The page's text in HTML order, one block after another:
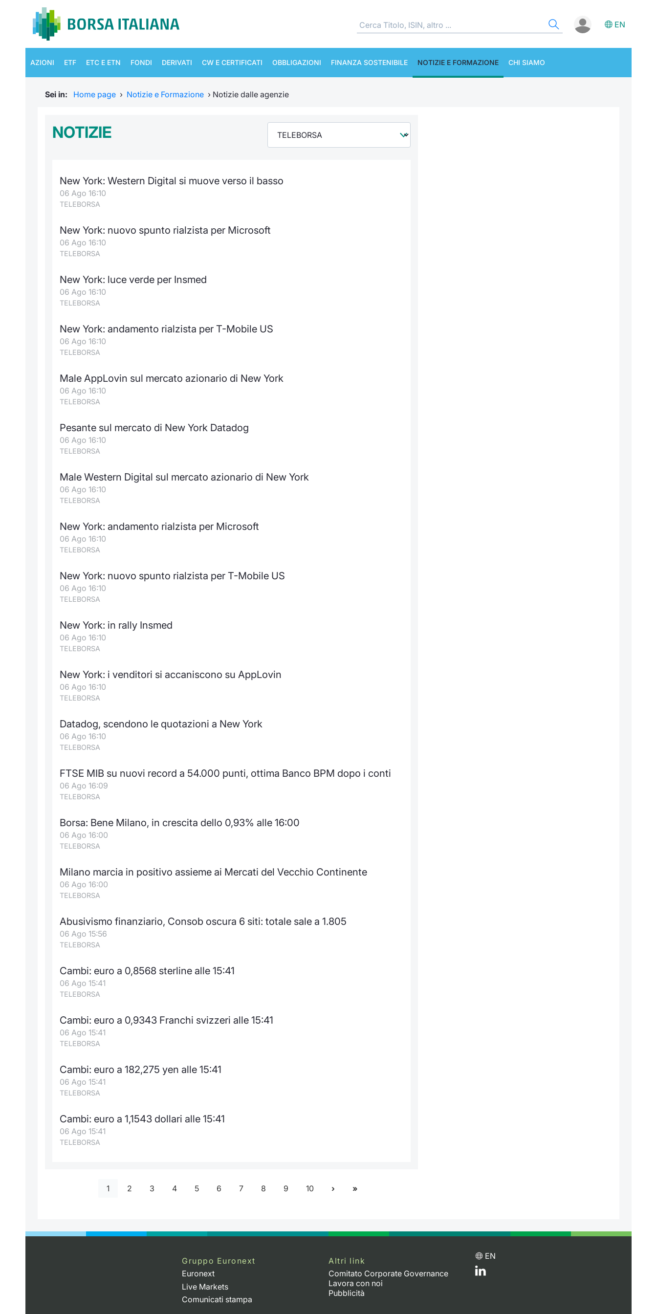
EN
AZIONI ETF ETC E ETN FONDI DERIVATI CW E CERTIFICATI OBBLIGAZIONI FINANZA SOSTENIBILE NOTIZIE E FORMAZIONE CHI SIAMO
Sei in: Home page › Notizie e Formazione › Notizie dalle agenzie
NOTIZIE
New York: Western Digital si muove verso il basso
06 Ago 16:10
TELEBORSA
New York: nuovo spunto rialzista per Microsoft
06 Ago 16:10
TELEBORSA
New York: luce verde per Insmed
06 Ago 16:10
TELEBORSA
New York: andamento rialzista per T-Mobile US
06 Ago 16:10
TELEBORSA
Male AppLovin sul mercato azionario di New York
06 Ago 16:10
TELEBORSA
Pesante sul mercato di New York Datadog
06 Ago 16:10
TELEBORSA
Male Western Digital sul mercato azionario di New York
06 Ago 16:10
TELEBORSA
New York: andamento rialzista per Microsoft
06 Ago 16:10
TELEBORSA
New York: nuovo spunto rialzista per T-Mobile US
06 Ago 16:10
TELEBORSA
New York: in rally Insmed
06 Ago 16:10
TELEBORSA
New York: i venditori si accaniscono su AppLovin
06 Ago 16:10
TELEBORSA
Datadog, scendono le quotazioni a New York
06 Ago 16:10
TELEBORSA
FTSE MIB su nuovi record a 54.000 punti, ottima Banco BPM dopo i conti
06 Ago 16:09
TELEBORSA
Borsa: Bene Milano, in crescita dello 0,93% alle 16:00
06 Ago 16:00
TELEBORSA
Milano marcia in positivo assieme ai Mercati del Vecchio Continente
06 Ago 16:00
TELEBORSA
Abusivismo finanziario, Consob oscura 6 siti: totale sale a 1.805
06 Ago 15:56
TELEBORSA
Cambi: euro a 0,8568 sterline alle 15:41
06 Ago 15:41
TELEBORSA
Cambi: euro a 0,9343 Franchi svizzeri alle 15:41
06 Ago 15:41
TELEBORSA
Cambi: euro a 182,275 yen alle 15:41
06 Ago 15:41
TELEBORSA
Cambi: euro a 1,1543 dollari alle 15:41
06 Ago 15:41
TELEBORSA
1 2 3 4 5 6 7 8 9 10
Gruppo Euronext
Euronext
Live Markets
Comunicati stampa
Altri link
Comitato Corporate Governance
Lavora con noi
Pubblicità
EN